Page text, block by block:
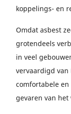
koppelings- en
Omdat asbest
grotendeels
in veel
vervaardigd van
comfortabele
gevaren van het